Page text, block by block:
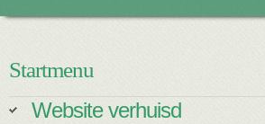
Startmenu
Website verhuisd